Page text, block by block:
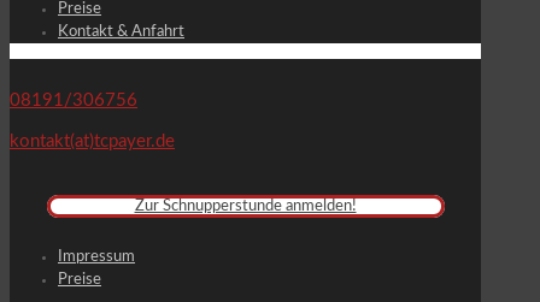
Preise
Kontakt & Anfahrt
08191/306756
kontakt(at)tcpayer.de
Zur Schnupperstunde anmelden!
Impressum
Preise